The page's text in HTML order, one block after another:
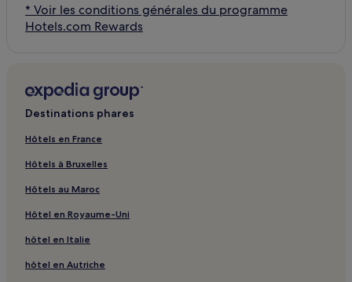
* Voir les conditions générales du programme
Hotels.com Rewards
Destinations phares
Hôtels en France
Hôtels à Bruxelles
Hôtels au Maroc
Hôtel en Royaume-Uni
hôtel en Italie
hôtel en Autriche